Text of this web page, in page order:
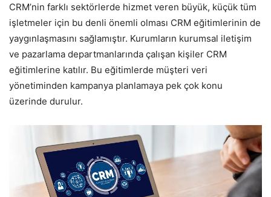
CRM’nin farklı sektörlerde hizmet veren büyük, küçük tüm
işletmeler için bu denli önemli olması CRM eğitimlerinin de
yaygınlaşmasını sağlamıştır. Kurumların kurumsal iletişim
ve pazarlama departmanlarında çalışan kişiler CRM
eğitimlerine katılır. Bu eğitimlerde müşteri veri
yönetiminden kampanya planlamaya pek çok konu
üzerinde durulur.